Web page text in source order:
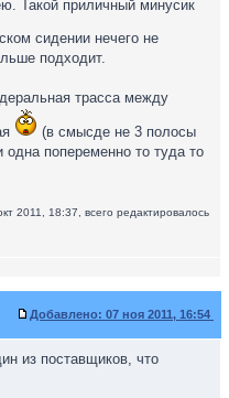
Такой приличный минусик
сидении нечего не
подходит.
трасса между
(в смысде не 3 полосы
попеременно то туда то
2011, 18:37, всего редактировалось
Добавлено: 07 ноя 2011, 16:54
из поставщиков, что